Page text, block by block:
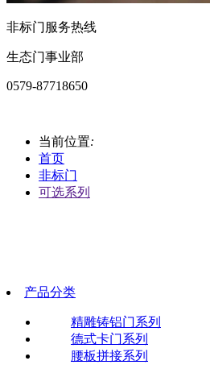
非标门服务热线
生态门事业部
0579-87718650
当前位置:
首页
非标门
可选系列
产品分类
精雕铸铝门系列
德式卡门系列
腰板拼接系列